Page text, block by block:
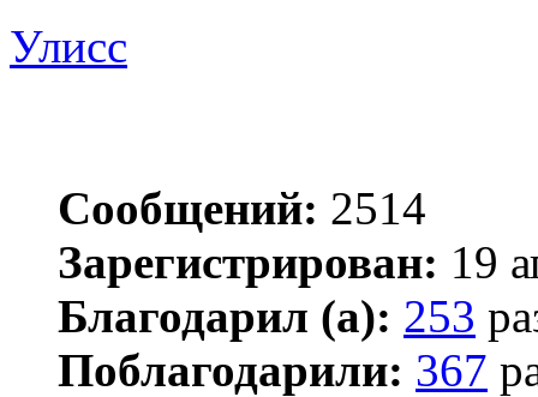
Улисс
Сообщений: 2514
Зарегистрирован: 19
Благодарил (а): 253
Поблагодарили: 367